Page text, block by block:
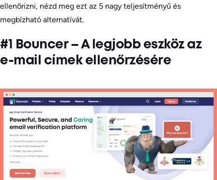
ellenőrizni, nézd meg ezt az 5 nagy teljesítményű és
megbízható alternatívát.
#1 Bouncer – A legjobb eszköz az
e-mail címek ellenőrzésére